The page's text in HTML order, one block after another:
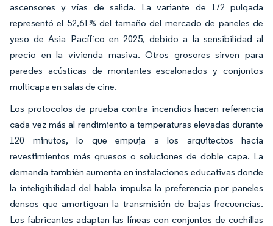
ascensores y vías de salida. La variante de 1/2 pulgada
representó el 52,61% del tamaño del mercado de paneles de
yeso de Asia Pacífico en 2025, debido a la sensibilidad al
precio en la vivienda masiva. Otros grosores sirven para
paredes acústicas de montantes escalonados y conjuntos
multicapa en salas de cine.
Los protocolos de prueba contra incendios hacen referencia
cada vez más al rendimiento a temperaturas elevadas durante
120 minutos, lo que empuja a los arquitectos hacia
revestimientos más gruesos o soluciones de doble capa. La
demanda también aumenta en instalaciones educativas donde
la inteligibilidad del habla impulsa la preferencia por paneles
densos que amortiguan la transmisión de bajas frecuencias.
Los fabricantes adaptan las líneas con conjuntos de cuchillas